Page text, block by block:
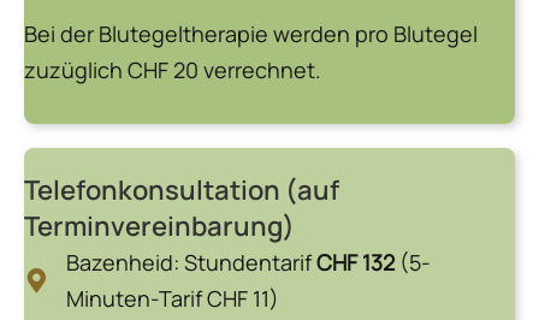
Bei der Blutegeltherapie werden pro Blutegel
zuzüglich CHF 20 verrechnet.
Telefonkonsultation (auf
Terminvereinbarung)
Bazenheid: StundentarifCHF 132 (5-
Minuten-Tarif CHF 11)